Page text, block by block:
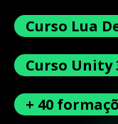
Curso Lua
Curso Unity
+ 40